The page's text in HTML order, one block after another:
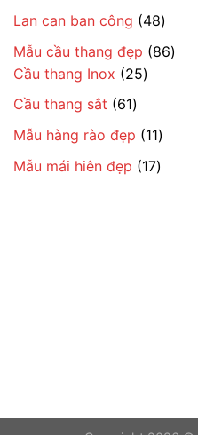
phẩm
sản
phẩm
Lan can ban công 4848
sản
phẩm
Mẫu cầu thang đẹp 8686
Cầu thang Inox 2525
Cầu thang sắt 6161
sản
phẩm
Mẫu hàng rào đẹp 1111
sản
phẩm
Mẫu mái hiên đẹp 1717